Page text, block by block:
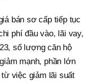
bán sơ cấp tiếp tục
phí đầu vào, lãi vay,
số lượng căn hộ
mạnh, phần lớn
việc giảm lãi suất